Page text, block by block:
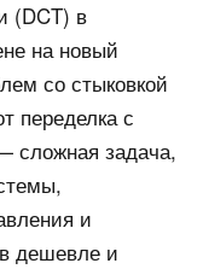
(DCT) в
на новый
со стыковкой
переделка с
сложная задача,
и
дешевле и